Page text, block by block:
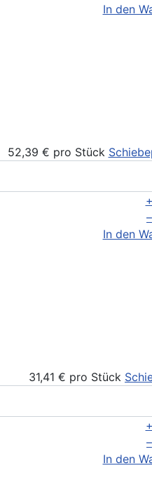
In den
52,39 € pro Stück
+
–
In den
31,41 € pro Stück
+
–
In den